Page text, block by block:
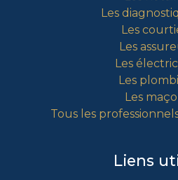
Les
Les
Les
Les
Les
Les
Tous les
Liens